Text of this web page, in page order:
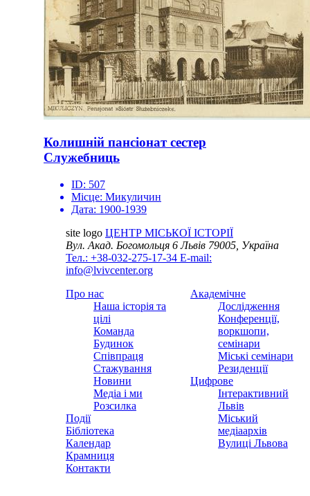
Колишній пансіонат сестер
Служебниць
ID: 507
Місце: Микуличин
Дата: 1900-1939
site logo ЦЕНТР МІСЬКОЇ ІСТОРІЇ
Вул. Акад. Богомольця 6Львів 79005, Україна
Тел.: +38-032-275-17-34 E-mail:
info@lvivcenter.org
Про нас
Наша історія та
цілі
Команда
Будинок
Співпраця
Стажування
Новини
Медіа і ми
Розсилка
Події
Бібліотека
Календар
Крамниця
Контакти
Академічне
Дослідження
Конференції,
воркшопи,
семінари
Міські семінари
Резиденції
Цифрове
Інтерактивний
Львів
Міський
медіаархів
Вулиці Львова